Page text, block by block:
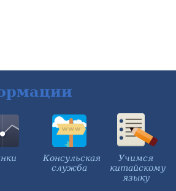
Консульская
служба
Учимся
китайскому
языку